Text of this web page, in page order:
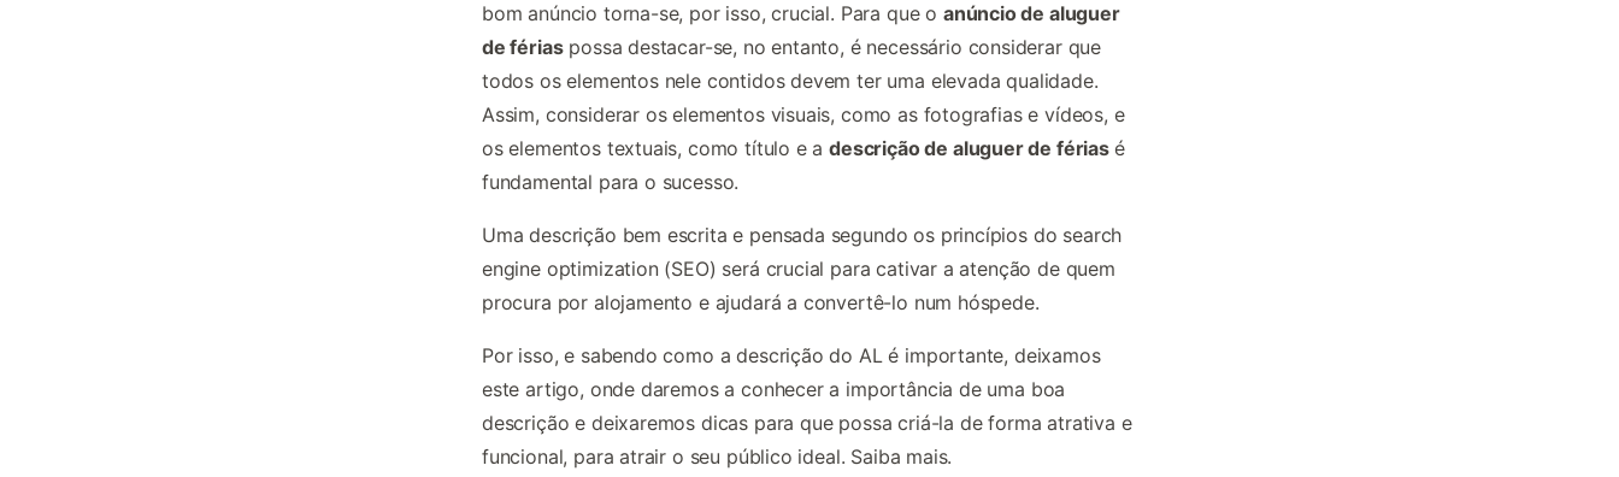
bom anúncio torna-se, por isso, crucial. Para que o anúncio de aluguer
de fériaspossa destacar-se, no entanto, é necessário considerar que
todos os elementos nele contidos devem ter uma elevada qualidade.
Assim, considerar os elementos visuais, como as fotografias e vídeos, e
os elementos textuais, como título e adescrição de aluguer de férias é
fundamental para o sucesso.
Uma descrição bem escrita e pensada segundo os princípios do search
engine optimization (SEO) será crucial para cativar a atenção de quem
procura por alojamento e ajudará a convertê-lo num hóspede.
Por isso, e sabendo como a descrição do AL é importante, deixamos
este artigo, onde daremos a conhecer a importância de uma boa
descrição e deixaremos dicas para que possa criá-la de forma atrativa e
funcional, para atrair o seu público ideal. Saiba mais.